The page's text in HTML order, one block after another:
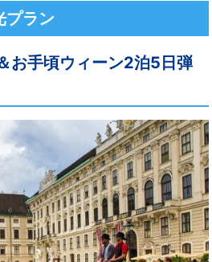
プラン
お手頃ウィーン2泊5日弾